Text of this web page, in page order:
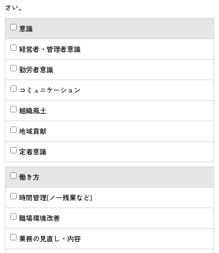
さい。
意識
経営者・管理者意識
勤労者意識
コミュニケーション
組織風土
地域貢献
定着意識
働き方
時間管理(ノー残業など)
職場環境改善
業務の見直し・内容